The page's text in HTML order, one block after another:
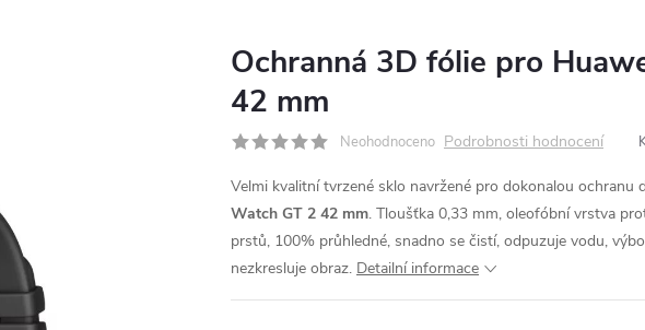
Ochranná 3D fólie pro
42 mm
Neohodnoceno Podrobnosti hodnocení
Velmi kvalitní tvrzené sklo navržené pro dokonalou ochranu
Watch GT 2 42 mm. Tloušťka 0,33 mm, oleofóbní vrstva
prstů, 100% průhledné, snadno se čistí, odpuzuje vodu,
nezkresluje obraz. Detailní informace